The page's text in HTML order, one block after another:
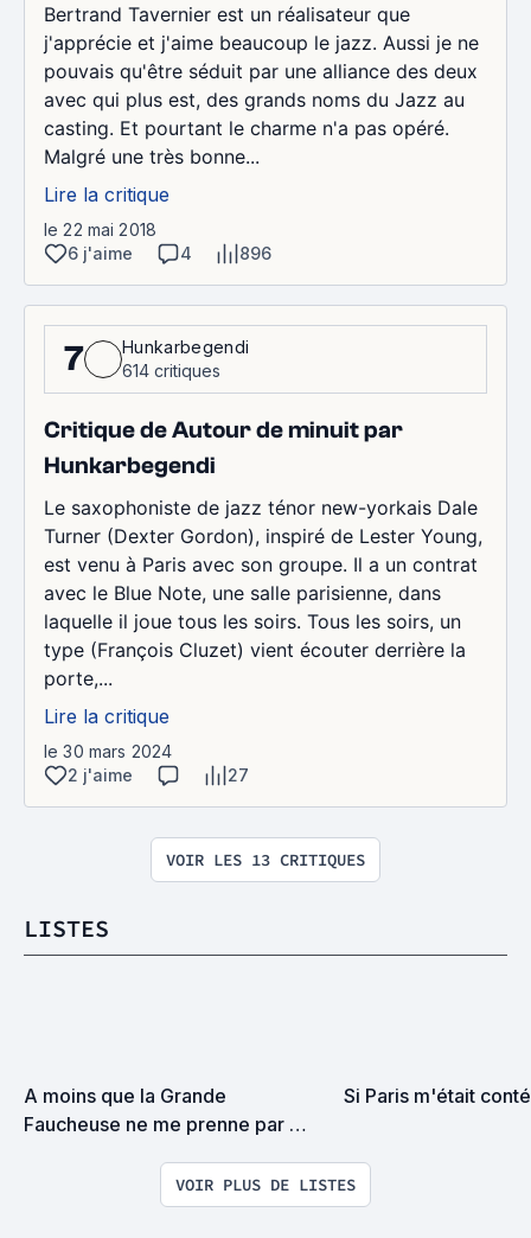
Bertrand Tavernier est un réalisateur que
j'apprécie et j'aime beaucoup le jazz. Aussi je ne
pouvais qu'être séduit par une alliance des deux
avec qui plus est, des grands noms du Jazz au
casting. Et pourtant le charme n'a pas opéré.
Malgré une très bonne...
Lire la critique
le 22 mai 2018
6 j'aime
4 896
7
Hunkarbegendi
614 critiques
Critique de Autour de minuit par
Hunkarbegendi
Le saxophoniste de jazz ténor new-yorkais Dale
Turner (Dexter Gordon), inspiré de Lester Young,
est venu à Paris avec son groupe. Il a un contrat
avec le Blue Note, une salle parisienne, dans
laquelle il joue tous les soirs. Tous les soirs, un
type (François Cluzet) vient écouter derrière la
porte,...
Lire la critique
le 30 mars 2024
2 j'aime
27
VOIR LES 13 CRITIQUES
LISTES
A moins que la Grande
Faucheuse ne me prenne par
Si Paris m'était
VOIR PLUS DE LISTES